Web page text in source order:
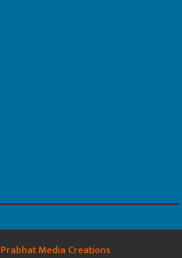
Prabhat Media Creations